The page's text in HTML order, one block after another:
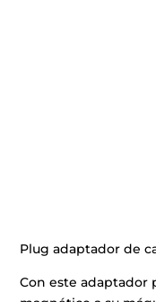
Plug adaptador de
Con este adaptador